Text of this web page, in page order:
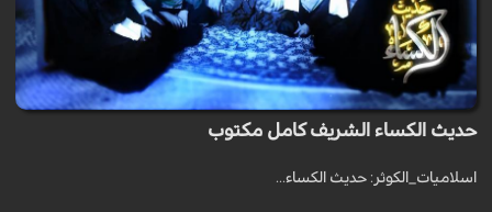
حديث الكساء الشريف كامل مكتوب
اسلاميات_الكوثر: حديث الكساء...